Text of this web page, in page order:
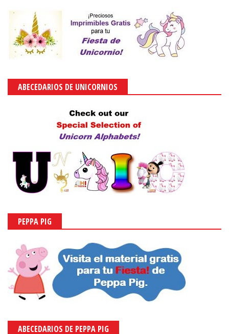
ABECEDARIOS DE UNICORNIOS
PEPPA PIG
ABECEDARIOS DE PEPPA PIG